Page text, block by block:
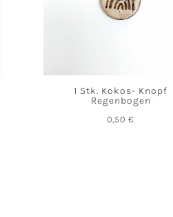
1 Stk. Kokos- Knopf
Regenbogen
0,50€